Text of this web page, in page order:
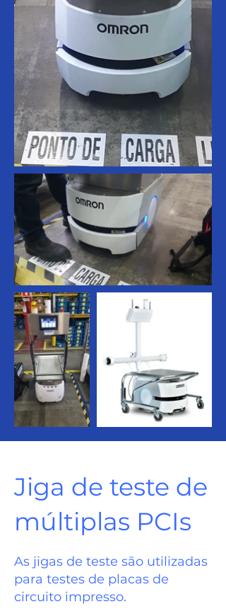
Jiga de teste de
múltiplas PCIs
As jigas de teste são utilizadas
para testes de placas de
circuito impresso.